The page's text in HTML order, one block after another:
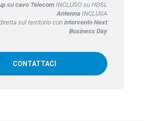
su cavo TelecomINCLUSO su HDSL
AntennaINCLUSA
sul territorio con intervento Next
Business Day
CONTATTACI